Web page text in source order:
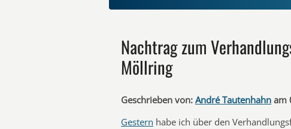
Nachtrag zum
Möllring
Geschrieben von: André Tautenhahn am
Gestern habe ich über den